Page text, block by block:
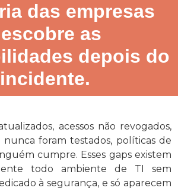
das empresas
as
depois do
incidente.
acessos não revogados,
foram testados, políticas de
cumpre. Esses gaps existem
todo ambiente de TI sem
à segurança, e só aparecem